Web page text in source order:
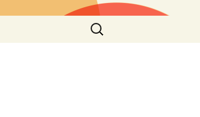
Search
for: